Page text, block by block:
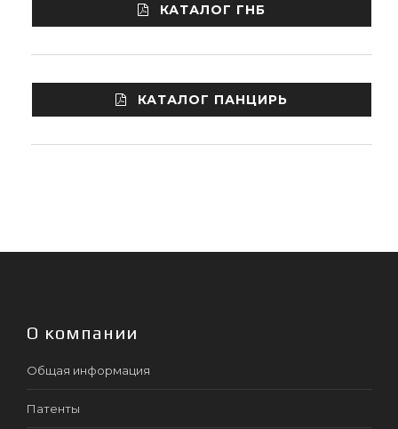
КАТАЛОГ ГНБ
КАТАЛОГ ПАНЦИРЬ
О компании
Общая информация
Патенты